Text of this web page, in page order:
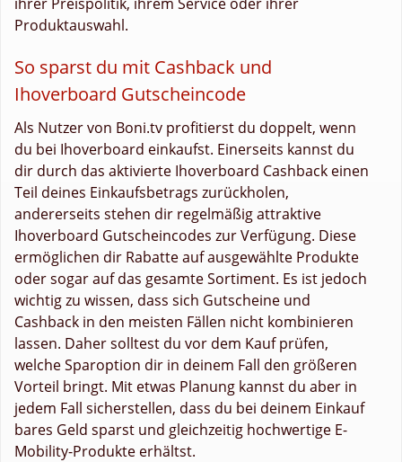
Produktauswahl.
So sparst du mit Cashback und
Ihoverboard Gutscheincode
Als Nutzer von Boni.tv profitierst du doppelt, wenn
du bei Ihoverboard einkaufst. Einerseits kannst du
dir durch das aktivierte Ihoverboard Cashback einen
Teil deines Einkaufsbetrags zurückholen,
andererseits stehen dir regelmäßig attraktive
Ihoverboard Gutscheincodes zur Verfügung. Diese
ermöglichen dir Rabatte auf ausgewählte Produkte
oder sogar auf das gesamte Sortiment. Es ist jedoch
wichtig zu wissen, dass sich Gutscheine und
Cashback in den meisten Fällen nicht kombinieren
lassen. Daher solltest du vor dem Kauf prüfen,
welche Sparoption dir in deinem Fall den größeren
Vorteil bringt. Mit etwas Planung kannst du aber in
jedem Fall sicherstellen, dass du bei deinem Einkauf
bares Geld sparst und gleichzeitig hochwertige E-
Mobility-Produkte erhältst.